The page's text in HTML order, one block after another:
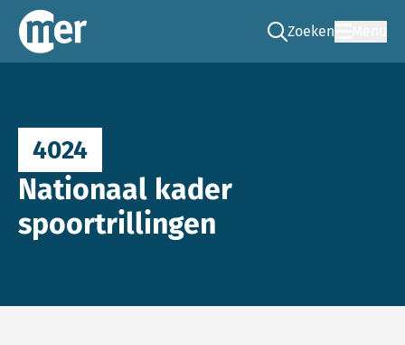
Commissie mer
Zoeken
Ga naar de zoek
4024
Nationaal kader
spoortrillingen